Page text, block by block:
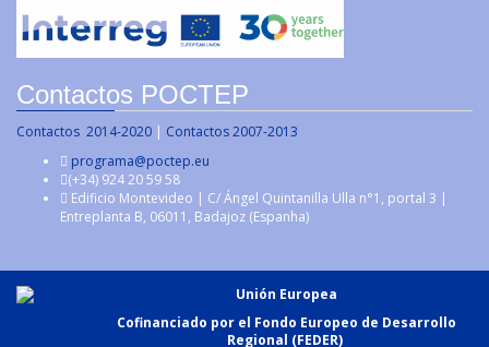
Contactos POCTEP
Contactos 2014-2020 | Contactos 2007-2013
programa@poctep.eu
(+34) 924 20 59 58
Edificio Montevideo | C/ Ángel Quintanilla Ulla n°1, portal 3 |
Entreplanta B, 06011, Badajoz (Espanha)
Unión Europea
Cofinanciado por el Fondo Europeo de Desarrollo
Regional (FEDER)